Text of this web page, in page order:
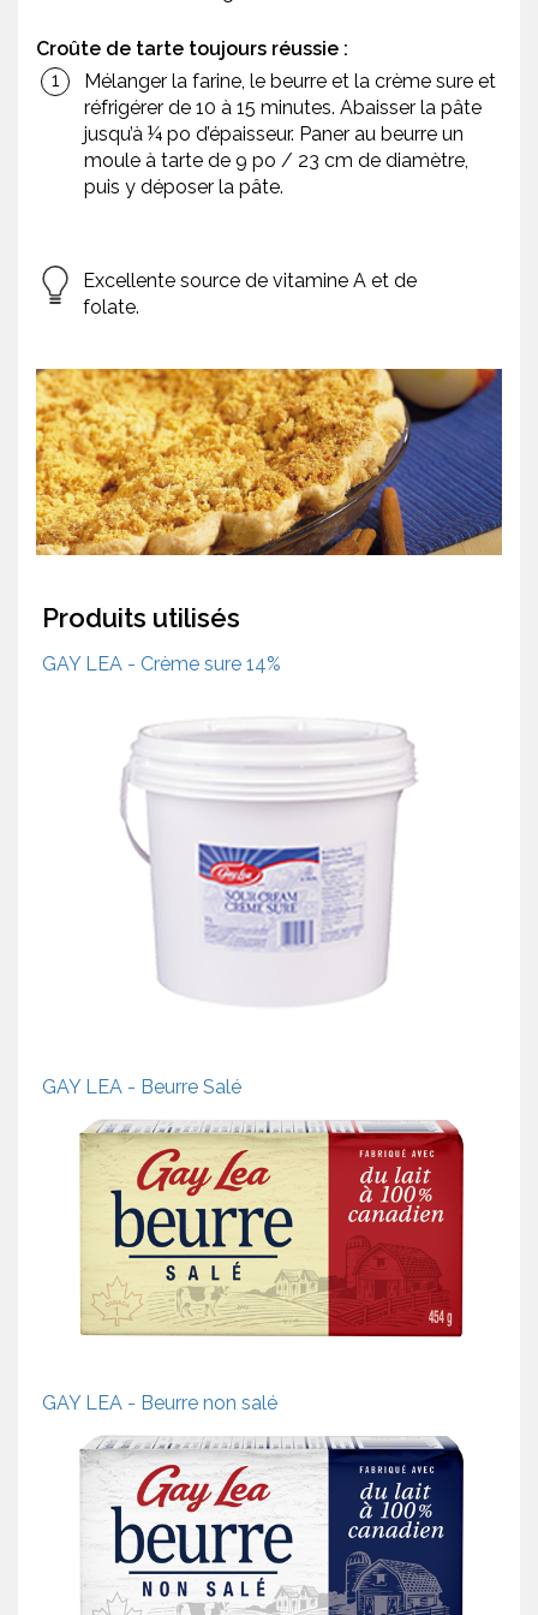
Croûte de tarte toujours réussie :
Mélanger la farine, le beurre et la crème sure et
réfrigérer de 10 à 15 minutes. Abaisser la pâte
jusqu’à ¼ po d’épaisseur. Paner au beurre un
moule à tarte de 9 po / 23 cm de diamètre,
puis y déposer la pâte.
Excellente source de vitamine A et de
folate.
Produits utilisés
GAY LEA - Crème sure 14%
GAY LEA - Beurre Salé
GAY LEA - Beurre non salé